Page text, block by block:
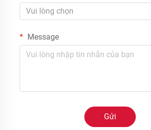
Vui lòng chọn
Message
Gửi